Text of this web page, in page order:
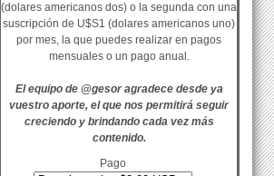
(dolares americanos dos) o la segunda con una
suscripción de U$S1 (dolares americanos uno)
por mes, la que puedes realizar en pagos
mensuales o un pago anual.
El equipo de @gesor agradece desde ya
vuestro aporte, el que nos permitirá seguir
creciendo y brindando cada vez más
contenido.
Pago